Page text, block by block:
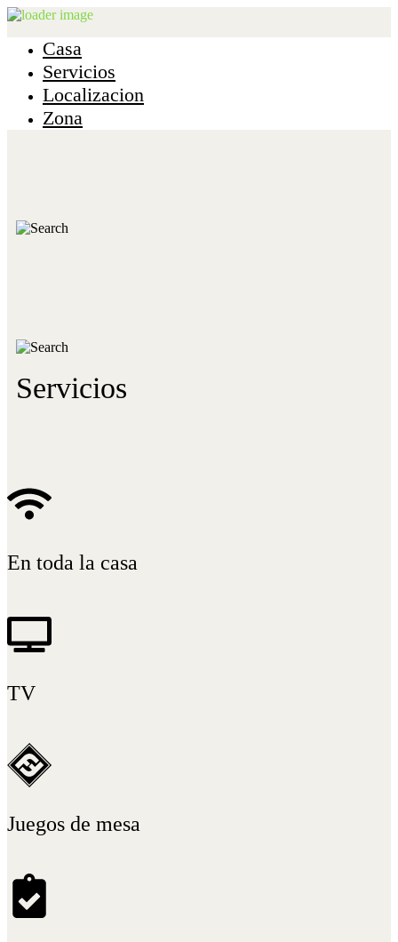
Casa
Servicios
Localizacion
Zona
Servicios
En toda la casa
TV
Juegos de mesa
+34 654 34 65 70